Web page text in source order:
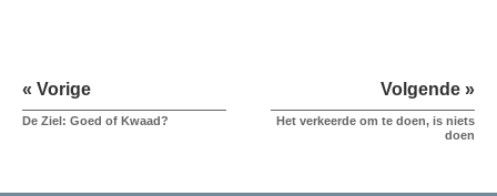
« Vorige
De Ziel: Goed of Kwaad?
Volgende »
Het verkeerde om te doen, is niets
doen